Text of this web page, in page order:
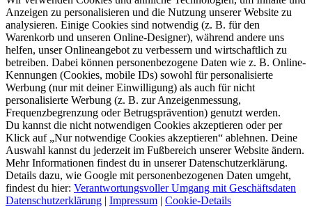
Anzeigen zu personalisieren und die Nutzung unserer Website zu
analysieren. Einige Cookies sind notwendig (z. B. für den
Warenkorb und unseren Online-Designer), während andere uns
helfen, unser Onlineangebot zu verbessern und wirtschaftlich zu
betreiben. Dabei können personenbezogene Daten wie z. B. Online-
Kennungen (Cookies, mobile IDs) sowohl für personalisierte
Werbung (nur mit deiner Einwilligung) als auch für nicht
personalisierte Werbung (z. B. zur Anzeigenmessung,
Frequenzbegrenzung oder Betrugsprävention) genutzt werden.
Du kannst die nicht notwendigen Cookies akzeptieren oder per
Klick auf „Nur notwendige Cookies akzeptieren“ ablehnen. Deine
Auswahl kannst du jederzeit im Fußbereich unserer Website ändern.
Mehr Informationen findest du in unserer Datenschutzerklärung.
Details dazu, wie Google mit personenbezogenen Daten umgeht,
findest du hier: Verantwortungsvoller Umgang mit Geschäftsdaten
Datenschutzerklärung | Impressum | Cookie-Details